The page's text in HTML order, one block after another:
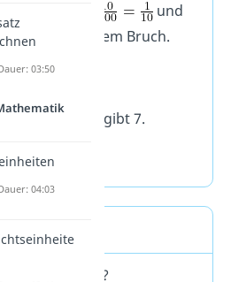
und
70 mit dem Bruch.
durch 10 ergibt 7.
1b
ist 75% von 4?
03:50
04:03